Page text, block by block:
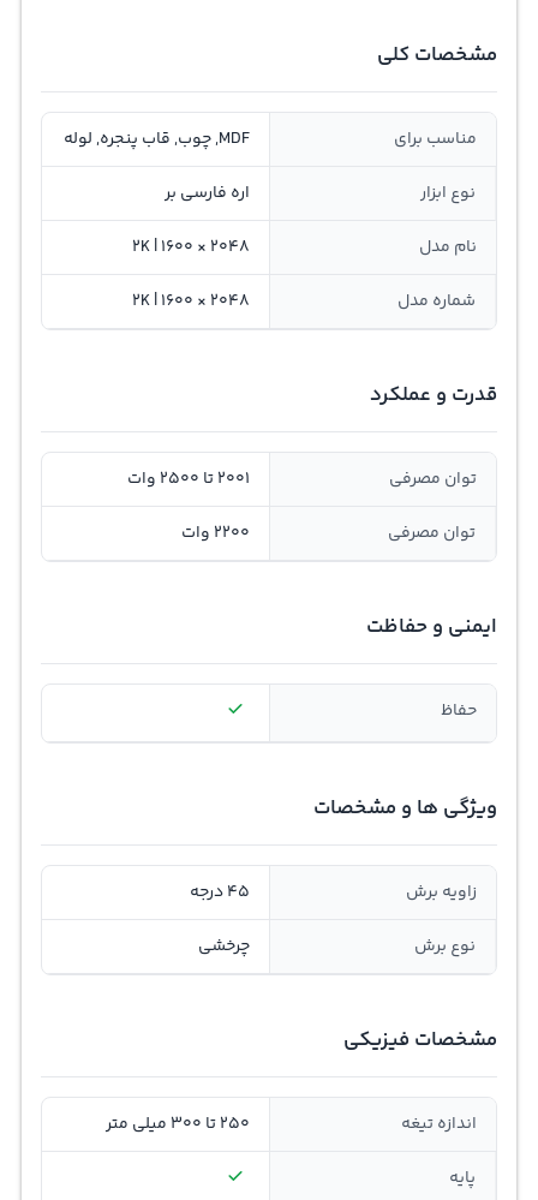
مشخصات کلی
مناسب برای MDF, چوب, قاب پنجره, لوله
نوع ابزار اره فارسی بر
نام مدل 2048 × 1600 | 2K
شماره مدل 2048 × 1600 | 2K
قدرت و عملکرد
توان مصرفی 2001 تا 2500 وات
توان مصرفی 2200 وات
ایمنی و حفاظت
حفا‌ظ
ویژگی ها و مشخصات
زاویه برش 45 درجه
نوع برش چرخشی
مشخصات فیزیکی
اندازه تیغه 250 تا 300 میلی متر
پایه